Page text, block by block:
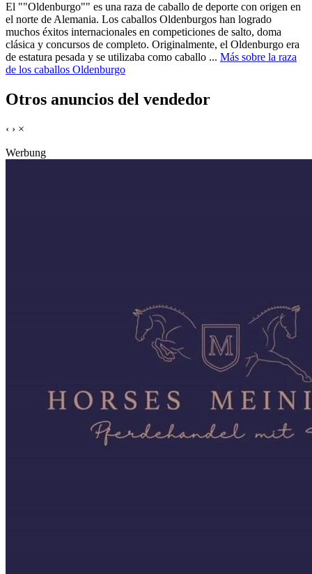
El ""Oldenburgo"" es una raza de caballo de deporte con origen en
el norte de Alemania. Los caballos Oldenburgos han logrado
muchos éxitos internacionales en competiciones de salto, doma
clásica y concursos de completo. Originalmente, el Oldenburgo era
de estatura pesada y se utilizaba como caballo ... Más sobre la raza
de los caballos Oldenburgo
Otros anuncios del vendedor
‹ › ×
Werbung